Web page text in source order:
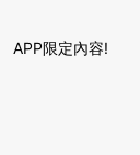
APP限定內容!